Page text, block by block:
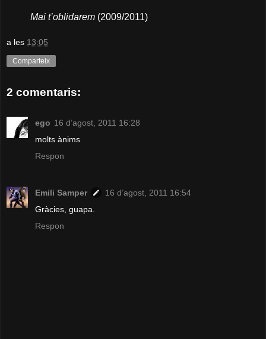
Mai t’oblidarem (2009/2011)
a les 13:05
Comparteix
2 comentaris:
ego 16 d’agost, 2011 16:28
molts ànims
Respon
Emili Samper
16 d’agost, 2011 16:54
Gràcies, guapa.
Respon